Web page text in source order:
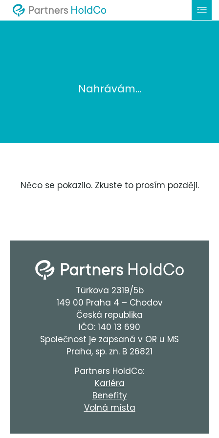
Nahrávám...
Něco se pokazilo. Zkuste to prosím později.
Türkova 2319/5b
149 00 Praha 4 – Chodov
Česká republika
IČO: 140 13 690
Společnost je zapsaná v OR u MS
Praha, sp. zn. B 26821
Partners HoldCo:
Kariéra
Benefity
Volná místa